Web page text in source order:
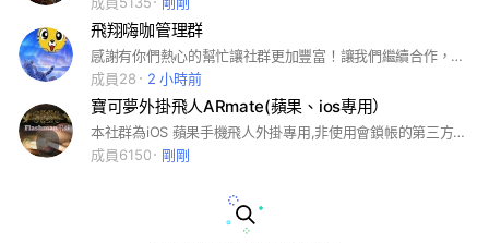
飛翔嗨咖管理群
感謝有你們熱心的幫忙讓社群更加豐富！讓我們繼續合作，再來為寶友們創造更多的福利。
成員28
2 小時前
寶可夢外掛飛人ARmate(蘋果、ios專用）
本社群為iOS 蘋果手機飛人外掛專用,非使用會鎖帳的第三方程式，簡單易學又安全，包含寶可夢飛人、魔物獵人NOW、皮克敏Pikmin Bloom，皆可使用，從設備取得到安裝教學都有專人服務。購買後隨貨附QR卡片，掃描後即可進入教學群，專人手把手教學，8歲～80歲以上都能學會。 #寶可夢飛人#寶可夢外掛#蘋果外掛 #ios外掛 #魔物獵人MHN#皮克敏PikminBloom
成員6150
剛剛